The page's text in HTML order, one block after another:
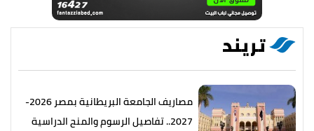
تريند
مصاريف الجامعة البريطانية بمصر 2026-
2027.. تفاصيل الرسوم والمنح الدراسية